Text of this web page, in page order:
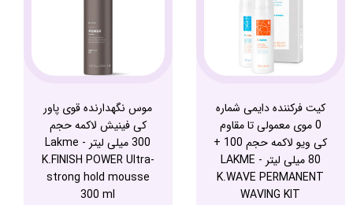
کیت فرکننده دایمی شماره
0 موی معمولی تا مقاوم
کی ویو لاکمه حجم 100 +
80 میلی لیتر - LAKME
K.WAVE PERMANENT
WAVING KIT
موس نگهدارنده قوی پاور
کی فینیش لاکمه حجم
300 میلی لیتر - Lakme
K.FINISH POWER Ultra-
strong hold mousse
300 ml